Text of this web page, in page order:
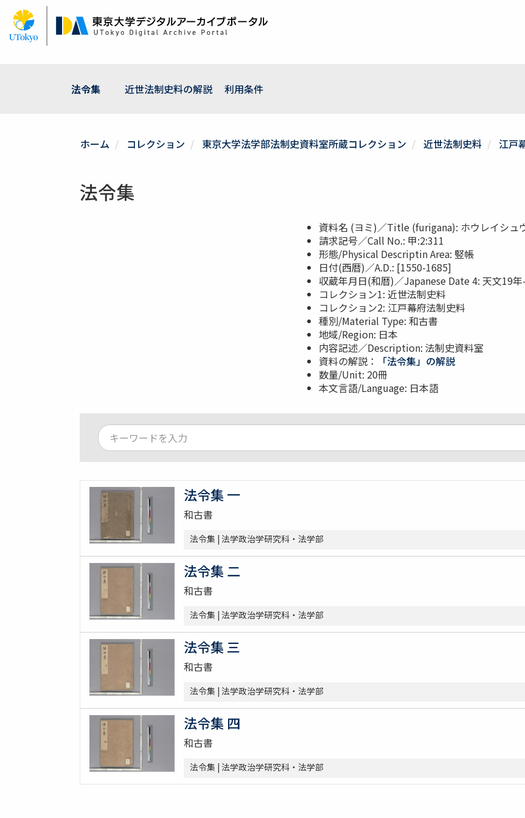
ン
法令集 近世法制史料の解説 利用条件
ホーム コレクション 東京大学法学部法制史資料室所蔵コレクション 近世法制史料 江戸
法令集
資料名 (ヨミ)／Title (furigana): ホウレイシュ
請求記号／Call No.: 甲:2:311
形態/Physical Descriptin Area: 竪帳
日付(西暦)／A.D.: [1550-1685]
収蔵年月日(和暦)／Japanese Date 4: 天文19
コレクション1: 近世法制史料
コレクション2: 江戸幕府法制史料
種別/Material Type: 和古書
地域/Region: 日本
内容記述／Description: 法制史資料室
資料の解説：
「法令集」の解説
数量/Unit: 20冊
本文言語/Language: 日本語
法令集 一
和古書
法令集 | 法学政治学研究科・法学部
法令集 二
和古書
法令集 | 法学政治学研究科・法学部
法令集 三
和古書
法令集 | 法学政治学研究科・法学部
法令集 四
和古書
法令集 | 法学政治学研究科・法学部